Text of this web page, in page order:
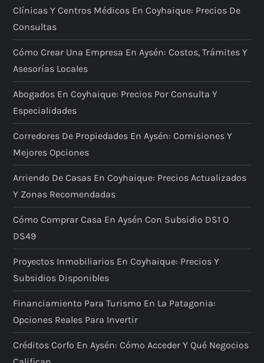
Clínicas Y Centros Médicos En Coyhaique: Precios De
Consultas
Cómo Crear Una Empresa En Aysén: Costos, Trámites Y
Asesorías Locales
Abogados En Coyhaique: Precios Por Consulta Y
Especialidades
Corredores De Propiedades En Aysén: Comisiones Y
Mejores Opciones
Arriendo De Casas En Coyhaique: Precios Actualizados
Y Zonas Recomendadas
Cómo Comprar Casa En Aysén Con Subsidio DS1 O
DS49
Proyectos Inmobiliarios En Coyhaique: Precios Y
Subsidios Disponibles
Financiamiento Para Turismo En La Patagonia:
Opciones Reales Para Invertir
Créditos Corfo En Aysén: Cómo Acceder Y Qué Negocios